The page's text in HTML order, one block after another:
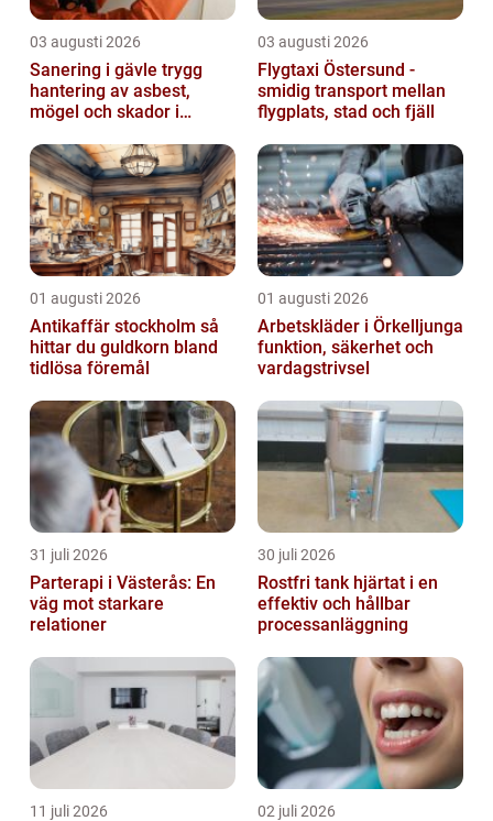
03 augusti 2026
Sanering i gävle trygg
hantering av asbest,
mögel och skador i
03 augusti 2026
Flygtaxi Östersund -
smidig transport mellan
flygplats, stad och fjäll
01 augusti 2026
Antikaffär stockholm så
hittar du guldkorn bland
tidlösa föremål
01 augusti 2026
Arbetskläder i Örkelljunga
funktion, säkerhet och
vardagstrivsel
31 juli 2026
Parterapi i Västerås: En
väg mot starkare
relationer
30 juli 2026
Rostfri tank hjärtat i en
effektiv och hållbar
processanläggning
11 juli 2026 02 juli 2026